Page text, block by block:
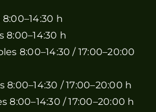
h
8:00–14:30 h
8:00–14:30 / 17:00–20:00
8:00–14:30 / 17:00–20:00 h
8:00–14:30 / 17:00–20:00 h